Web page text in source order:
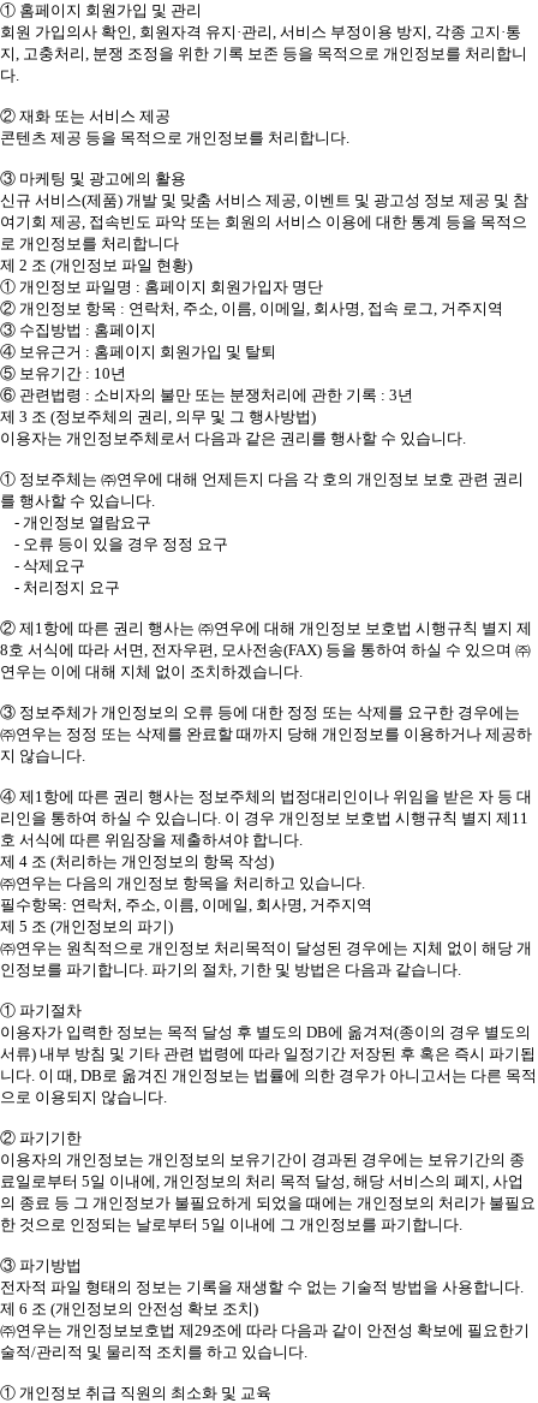
① 홈페이지 회원가입 및 관리
회원 가입의사 확인, 회원자격 유지·관리, 서비스 부정이용 방지, 각종 고지·통
지, 고충처리, 분쟁 조정을 위한 기록 보존 등을 목적으로 개인정보를 처리합니
다.
② 재화 또는 서비스 제공
콘텐츠 제공 등을 목적으로 개인정보를 처리합니다.
③ 마케팅 및 광고에의 활용
신규 서비스(제품) 개발 및 맞춤 서비스 제공, 이벤트 및 광고성 정보 제공 및 참
여기회 제공, 접속빈도 파악 또는 회원의 서비스 이용에 대한 통계 등을 목적으
로 개인정보를 처리합니다
제 2 조 (개인정보 파일 현황)
① 개인정보 파일명 : 홈페이지 회원가입자 명단
② 개인정보 항목 : 연락처, 주소, 이름, 이메일, 회사명, 접속 로그, 거주지역
③ 수집방법 : 홈페이지
④ 보유근거 : 홈페이지 회원가입 및 탈퇴
⑤ 보유기간 : 10년
⑥ 관련법령 : 소비자의 불만 또는 분쟁처리에 관한 기록 : 3년
제 3 조 (정보주체의 권리, 의무 및 그 행사방법)
이용자는 개인정보주체로서 다음과 같은 권리를 행사할 수 있습니다.
① 정보주체는 ㈜연우에 대해 언제든지 다음 각 호의 개인정보 보호 관련 권리
를 행사할 수 있습니다.
- 개인정보 열람요구
- 오류 등이 있을 경우 정정 요구
- 삭제요구
- 처리정지 요구
② 제1항에 따른 권리 행사는 ㈜연우에 대해 개인정보 보호법 시행규칙 별지 제
8호 서식에 따라 서면, 전자우편, 모사전송(FAX) 등을 통하여 하실 수 있으며 ㈜
연우는 이에 대해 지체 없이 조치하겠습니다.
③ 정보주체가 개인정보의 오류 등에 대한 정정 또는 삭제를 요구한 경우에는
㈜연우는 정정 또는 삭제를 완료할 때까지 당해 개인정보를 이용하거나 제공하
지 않습니다.
④ 제1항에 따른 권리 행사는 정보주체의 법정대리인이나 위임을 받은 자 등 대
리인을 통하여 하실 수 있습니다. 이 경우 개인정보 보호법 시행규칙 별지 제11
호 서식에 따른 위임장을 제출하셔야 합니다.
제 4 조 (처리하는 개인정보의 항목 작성)
㈜연우는 다음의 개인정보 항목을 처리하고 있습니다.
필수항목: 연락처, 주소, 이름, 이메일, 회사명, 거주지역
제 5 조 (개인정보의 파기)
㈜연우는 원칙적으로 개인정보 처리목적이 달성된 경우에는 지체 없이 해당 개
인정보를 파기합니다. 파기의 절차, 기한 및 방법은 다음과 같습니다.
① 파기절차
이용자가 입력한 정보는 목적 달성 후 별도의 DB에 옮겨져(종이의 경우 별도의
서류) 내부 방침 및 기타 관련 법령에 따라 일정기간 저장된 후 혹은 즉시 파기됩
니다. 이 때, DB로 옮겨진 개인정보는 법률에 의한 경우가 아니고서는 다른 목적
으로 이용되지 않습니다.
② 파기기한
이용자의 개인정보는 개인정보의 보유기간이 경과된 경우에는 보유기간의 종
료일로부터 5일 이내에, 개인정보의 처리 목적 달성, 해당 서비스의 폐지, 사업
의 종료 등 그 개인정보가 불필요하게 되었을 때에는 개인정보의 처리가 불필요
한 것으로 인정되는 날로부터 5일 이내에 그 개인정보를 파기합니다.
③ 파기방법
전자적 파일 형태의 정보는 기록을 재생할 수 없는 기술적 방법을 사용합니다.
제 6 조 (개인정보의 안전성 확보 조치)
㈜연우는 개인정보보호법 제29조에 따라 다음과 같이 안전성 확보에 필요한기
술적/관리적 및 물리적 조치를 하고 있습니다.
① 개인정보 취급 직원의 최소화 및 교육